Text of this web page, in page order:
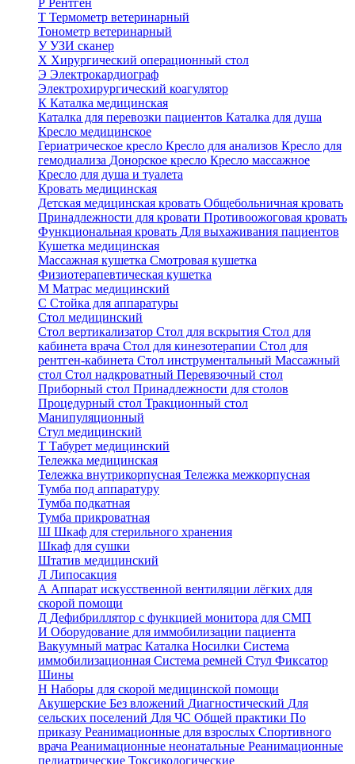
Р Рентген
Т Термометр ветеринарный
Тонометр ветеринарный
УУЗИ сканер
Х Хирургический операционный стол
Э Электрокардиограф
Электрохирургический коагулятор
К Каталка медицинская
Каталка для перевозки пациентов Каталка для душа
Кресло медицинское
Гериатрическое кресло Кресло для анализов Кресло для
гемодиализа Донорское кресло Кресло массажное
Кресло для душа и туалета
Кровать медицинская
Детская медицинская кровать Общебольничная кровать
Принадлежности для кровати Противоожоговая кровать
Функциональная кровать Для выхаживания пациентов
Кушетка медицинская
Массажная кушетка Смотровая кушетка
Физиотерапевтическая кушетка
М Матрас медицинский
С Стойка для аппаратуры
Стол медицинский
Стол вертикализатор Стол для вскрытия Стол для
кабинета врача Стол для кинезотерапии Стол для
рентген-кабинета Стол инструментальный Массажный
стол Стол надкроватный Перевязочный стол
Приборный стол Принадлежности для столов
Процедурный стол Тракционный стол
Манипуляционный
Стул медицинский
Т Табурет медицинский
Тележка медицинская
Тележка внутрикорпусная Тележка межкорпусная
Тумба под аппаратуру
Тумба подкатная
Тумба прикроватная
Ш Шкаф для стерильного хранения
Шкаф для сушки
Штатив медицинский
Л Липосакция
А Аппарат искусственной вентиляции лёгких для
скорой помощи
Д Дефибриллятор с функцией монитора для СМП
И Оборудование для иммобилизации пациента
Вакуумный матрас Каталка Носилки Система
иммобилизационная Система ремней Стул Фиксатор
Шины
Н Наборы для скорой медицинской помощи
Акушерские Без вложений Диагностический Для
сельских поселений Для ЧС Общей практики По
приказу Реанимационные для взрослых Спортивного
врача Реанимационные неонатальные Реанимационные
педиатрические Токсикологические